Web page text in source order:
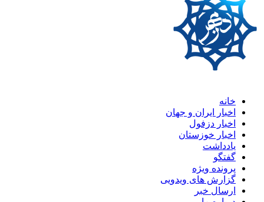
خانه
اخبار ایران و جهان
اخبار دزفول
اخبار خوزستان
یادداشت
گفتگو
پرونده ویژه
گزارش های ویدویی
ارسال خبر